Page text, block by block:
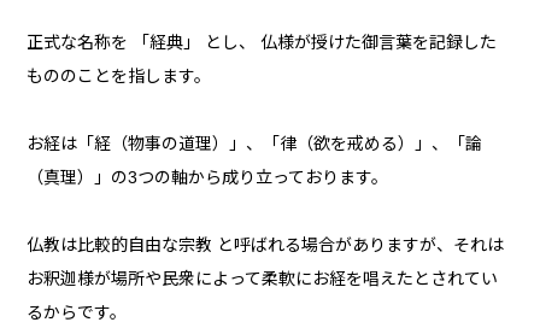
正式な名称を 「経典」 とし、 仏様が授けた御言葉を記録した
もののことを指します。
お経は「経（物事の道理）」、「律（欲を戒める）」、「論
（真理）」の3つの軸から成り立っております。
仏教は比較的自由な宗教 と呼ばれる場合がありますが、それは
お釈迦様が場所や民衆によって柔軟にお経を唱えたとされてい
るからです。